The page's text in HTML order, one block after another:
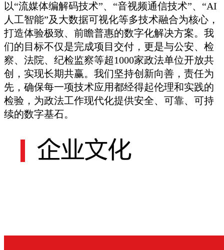
以“流媒体编解码技术”、“音视频通信技术”、“AI
人工智能”及大数据可视化等多技术融合为核心，
打造体验极致、前瞻普惠的数字化解决方案。我
们的目标不仅是完成项目交付，更是与公安、检
察、法院、纪检监察等超1000家政法单位开放共
创，实现长期共赢。我们坚持创新向善，责任为
先，确保每一项技术应用都经得起伦理和实践的
检验，为政法工作现代化提供安全、可靠、可持
续的数字基石。